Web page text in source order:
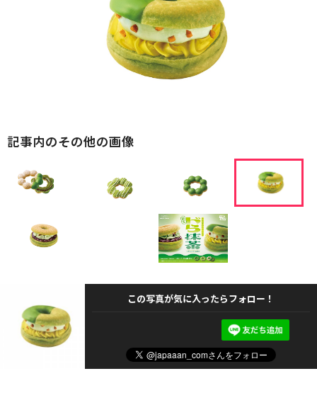
記事内のその他の画像
この写真が気に入ったらフォロー！